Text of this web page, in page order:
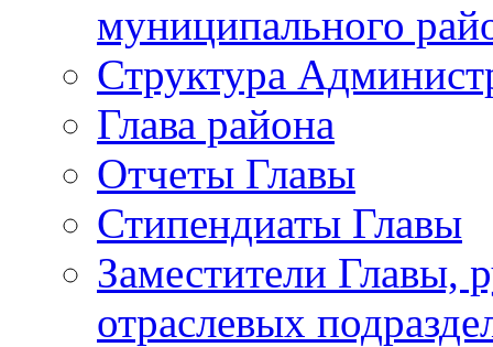
муниципального
Структура
Глава района
Отчеты Главы
Стипендиаты Главы
Заместители Главы,
отраслевых